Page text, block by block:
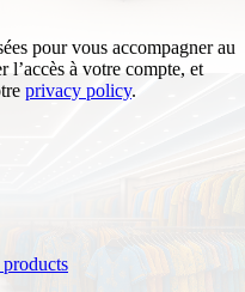
pour vous accompagner au
l’accès à votre compte, et
privacy policy.